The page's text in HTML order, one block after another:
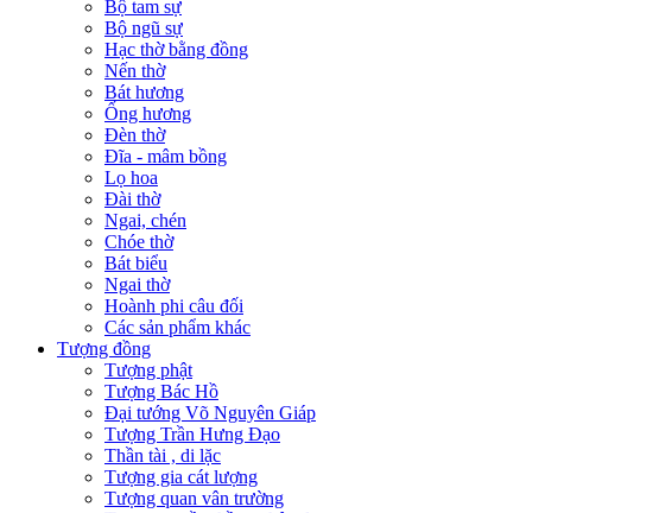
Bộ tam sự
Bộ ngũ sự
Hạc thờ bằng đồng
Nến thờ
Bát hương
Ống hương
Đèn thờ
Đĩa - mâm bồng
Lọ hoa
Đài thờ
Ngai, chén
Chóe thờ
Bát biểu
Ngai thờ
Hoành phi câu đối
Các sản phẩm khác
Tượng đồng
Tượng phật
Tượng Bác Hồ
Đại tướng Võ Nguyên Giáp
Tượng Trần Hưng Đạo
Thần tài , di lặc
Tượng gia cát lượng
Tượng quan vân trường